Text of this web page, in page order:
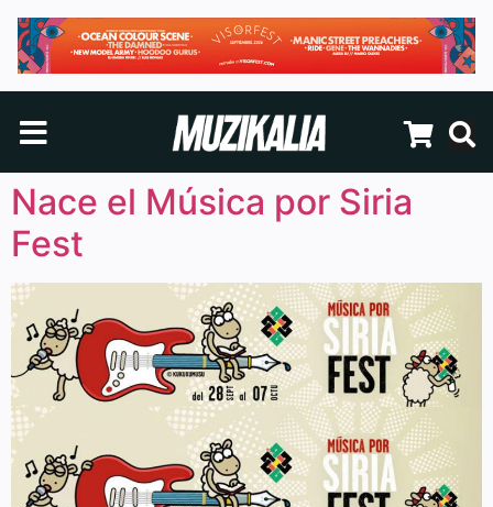
Nace el Música por Siria
Fest